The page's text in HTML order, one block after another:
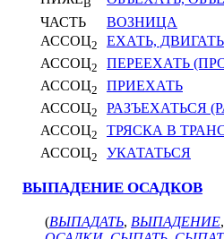
В
ЧАСТЬ
ВОЗНИЦА
АССОЦ2
ЕХАТЬ,
АССОЦ2
ПЕРЕЕХАТЬ
АССОЦ2
ПРИЕХАТЬ
АССОЦ2
РАЗЪЕХАТЬСЯ
АССОЦ2
ТРЯСКА В
АССОЦ2 УКАТАТЬСЯ
ВЫПАДЕНИЕ ОСАДКОВ
(ВЫПАДАТЬ, ВЫПАДЕНИЕ,